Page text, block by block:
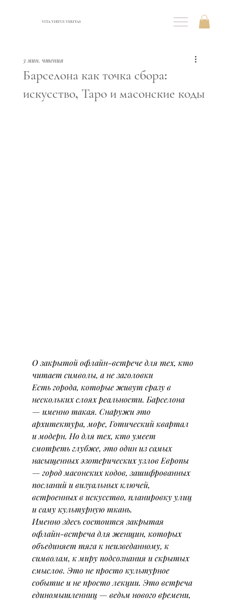
VITA VIRTUS VERITAS
Барселона как точка сбора:
искусство, Таро и масонские коды
3 мин. чтения
О закрытой офлайн-встрече для тех, кто
читает символы, а не заголовки
Есть города, которые живут сразу в
нескольких слоях реальности. Барселона
— именно такая. Снаружи это
архитектура, море, Готический квартал
и модерн. Но для тех, кто умеет
смотреть глубже, это один из самых
насыщенных эзотерических узлов Европы
— город масонских кодов, зашифрованных
посланий и визуальных ключей,
встроенных в искусство, планировку улиц
и саму культурную ткань.
Именно здесь состоится закрытая
офлайн-встреча для женщин, которых
объединяет тяга к неизведанному, к
символам, к миру подсознания и скрытых
смыслов. Это не просто культурное
событие и не просто лекции. Это встреча
единомышленниц — ведьм нового времени,